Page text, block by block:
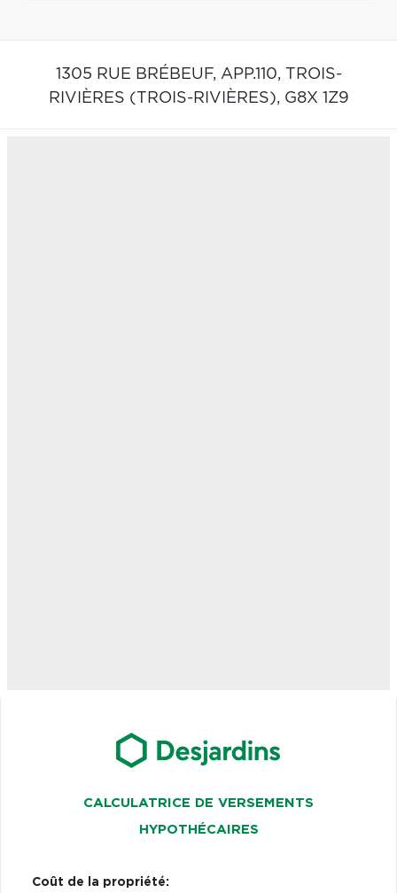
1305 RUE BRÉBEUF, APP.110, TROIS-
RIVIÈRES (TROIS-RIVIÈRES), G8X 1Z9
CALCULATRICE DE VERSEMENTS
HYPOTHÉCAIRES
Coût de la propriété: